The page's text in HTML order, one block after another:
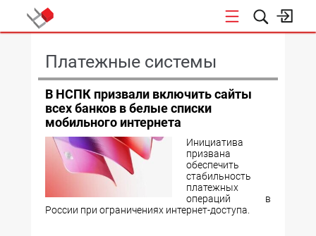
Платежные системы
В НСПК призвали включить сайты
всех банков в белые списки
мобильного интернета
Инициатива
призвана
обеспечить
стабильность
платежных
операций в
России при ограничениях интернет-доступа.